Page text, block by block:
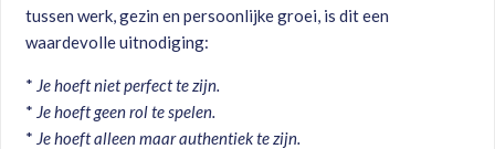
tussen werk, gezin en persoonlijke groei, is dit een
waardevolle uitnodiging:
* Je hoeft niet perfect te zijn.
* Je hoeft geen rol te spelen.
* Je hoeft alleen maar authentiek te zijn.